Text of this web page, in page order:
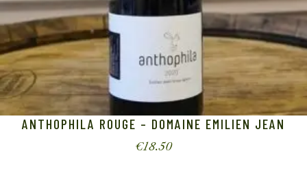
ANTHOPHILA ROUGE – DOMAINE EMILIEN JEAN
€18.50